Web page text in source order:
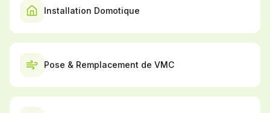
Installation Domotique
Pose & Remplacement de VMC